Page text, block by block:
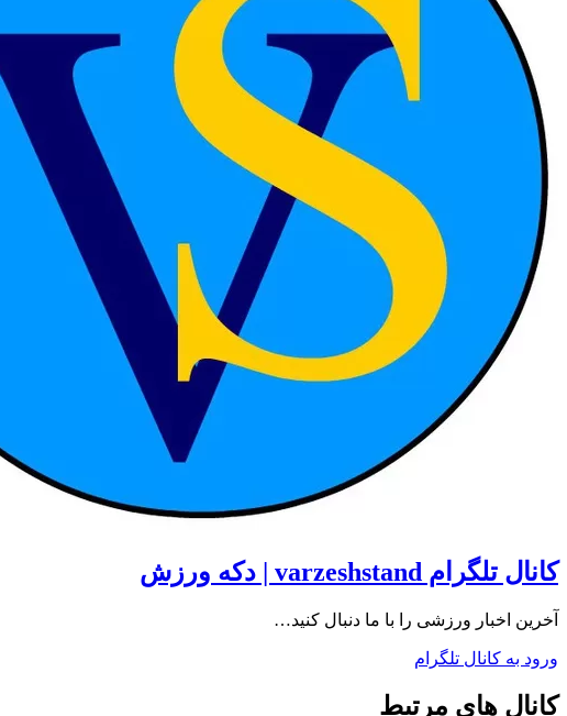
کانال تلگرام varzeshstand | دکه ورزش
آخرین اخبار ورزشی را با ما دنبال کنید…
ورود به کانال تلگرام
کانال های مرتبط